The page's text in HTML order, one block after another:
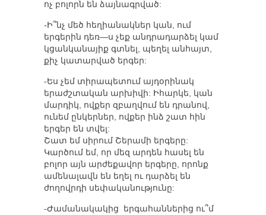
ոչ բոլորն են ձայնագրված:
-Ի՞նչ մեծ հեղիանակներ կան, ում
երգերին դեռ—ս չեք անդրադարձել կամ
կցանկանայիք գտնել, պեղել անհայտ,
քիչ կատարված երգեր:
-Ես չեմ տիրապետում այդօրինակ
երաժշտական արխիվի: Իհարկե, կան
մարդիկ, ովքեր զբաղվում են դրանով,
ունեմ ընկերներ, ովքեր ինձ շատ հին
երգեր են տվել:
Շատ եմ սիրում Շերամի երգերը:
Կարծում եմ, որ մեզ արդեն հասել են
բոլոր այն արժեքավոր երգերը, որոնք
ամենալավն են եղել ու դարձել են
ժողովրդի սեփականությունը:
-Ժամանակակից երգահաններից ու՞մ